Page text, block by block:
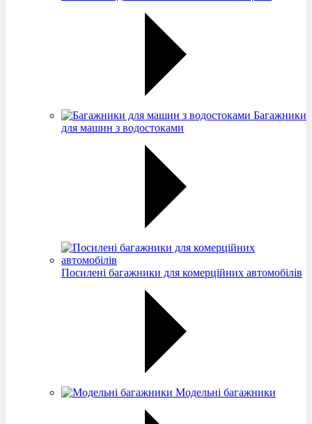
Багажники
для машин з водостоками
Посилені багажники для комерційних автомобілів
Модельні багажники